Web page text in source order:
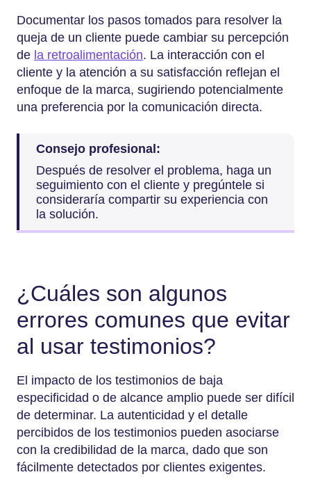
Documentar los pasos tomados para resolver la
queja de un cliente puede cambiar su percepción
de la retroalimentación. La interacción con el
cliente y la atención a su satisfacción reflejan el
enfoque de la marca, sugiriendo potencialmente
una preferencia por la comunicación directa.
Consejo profesional:
Después de resolver el problema, haga un
seguimiento con el cliente y pregúntele si
consideraría compartir su experiencia con
la solución.
¿Cuáles son algunos
errores comunes que evitar
al usar testimonios?
El impacto de los testimonios de baja
especificidad o de alcance amplio puede ser difícil
de determinar. La autenticidad y el detalle
percibidos de los testimonios pueden asociarse
con la credibilidad de la marca, dado que son
fácilmente detectados por clientes exigentes.